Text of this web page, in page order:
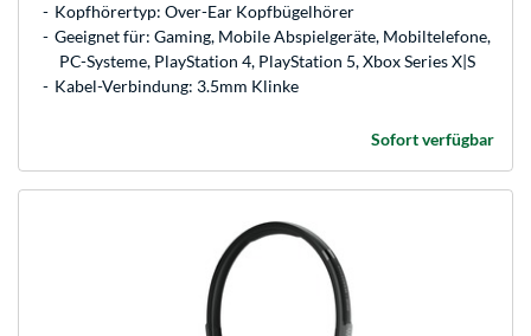
Kopfhörertyp: Over-Ear Kopfbügelhörer
Geeignet für: Gaming, Mobile Abspielgeräte, Mobiltelefone,
PC-Systeme, PlayStation 4, PlayStation 5, Xbox Series X|S
Kabel-Verbindung: 3.5mm Klinke
Sofort verfügbar